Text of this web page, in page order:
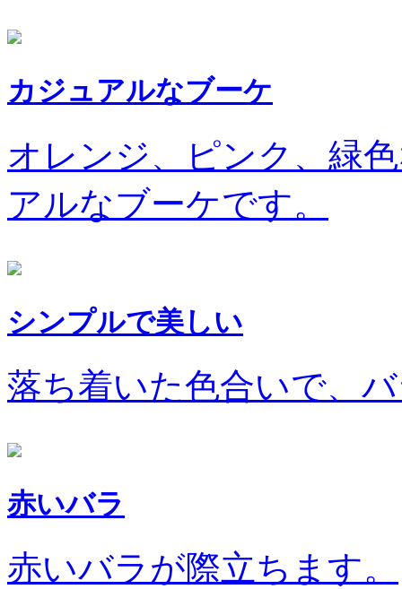
カジュアルなブーケ
オレンジ、ピンク、緑
アルなブーケです。
シンプルで美しい
落ち着いた色合いで、
赤いバラ
赤いバラが際立ちます。